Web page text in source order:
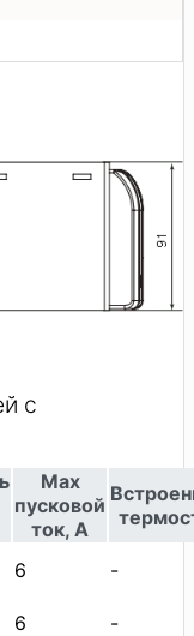
с
Max
пусковой
ток, A
6 -
6 -